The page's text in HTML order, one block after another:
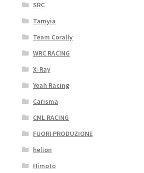
SRC
Tamyia
Team Corally
WRC RACING
X-Ray
Yeah Racing
Carisma
CML RACING
FUORI PRODUZIONE
helion
Himoto